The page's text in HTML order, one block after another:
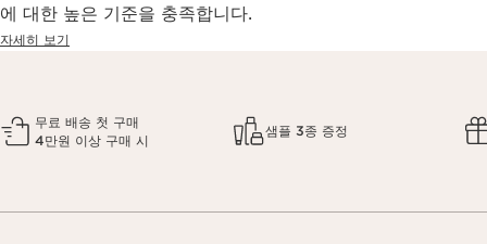
에 대한 높은 기준을 충족합니다.
자세히 보기
무료 배송 첫 구매
4만원 이상 구매 시
샘플 3종 증정